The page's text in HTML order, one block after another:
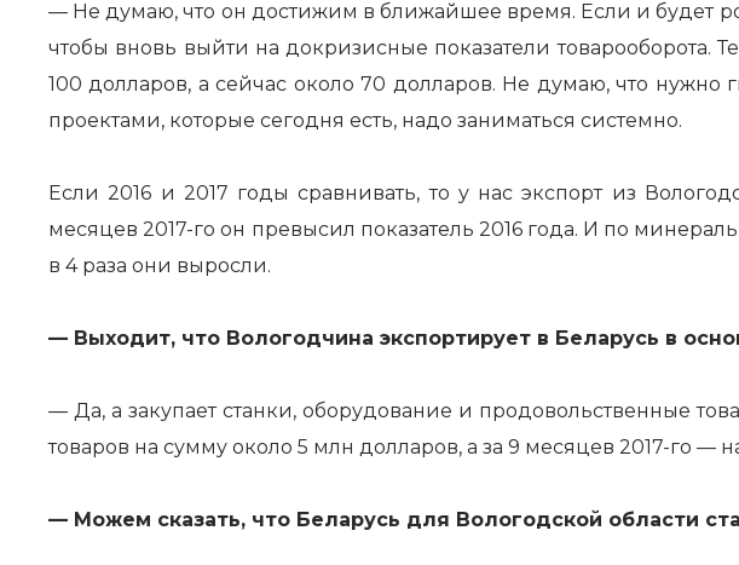
— Не думаю, что он достижим в ближайшее время. Если и будет
чтобы вновь выйти на докризисные показатели товарооборота.
100 долларов, а сейчас около 70 долларов. Не думаю, что нужно
проектами, которые сегодня есть, надо заниматься системно.
Если 2016 и 2017 годы сравнивать, то у нас экспорт из
месяцев 2017-го он превысил показатель 2016 года. И по
в 4 раза они выросли.
— Выходит, что Вологодчина экспортирует в Беларусь в
— Да, а закупает станки, оборудование и продовольственные
товаров на сумму около 5 млн долларов, а за 9 месяцев 2017-го —
— Можем сказать, что Беларусь для Вологодской области